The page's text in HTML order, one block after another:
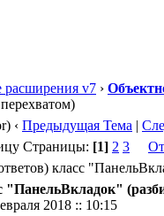
расширения v7 ›
‹ Предыдущая Тема |
Страницы: [1] 2 3
класс
"ПанельВкладок"
2018 :: 10:15